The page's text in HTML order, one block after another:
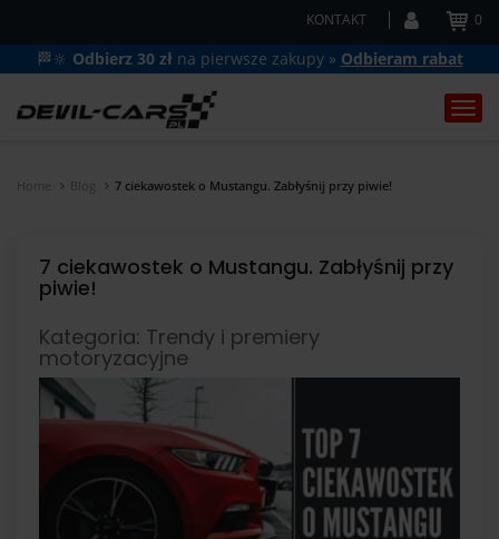
KONTAKT 0
🏁🔆 Odbierz 30 zł na pierwsze zakupy » Odbieram rabat
Home Blog 7 ciekawostek o Mustangu. Zabłyśnij przy piwie!
7 ciekawostek o Mustangu. Zabłyśnij przy
piwie!
Kategoria: Trendy i premiery
motoryzacyjne